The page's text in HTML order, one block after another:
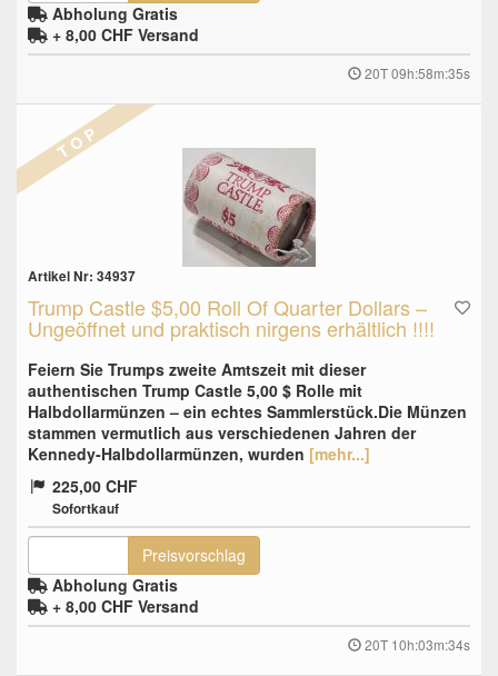
Abholung Gratis
+ 8,00 CHF Versand
20T 09h:58m:34s
T O P
Artikel Nr: 34937
Trump Castle $5,00 Roll Of Quarter Dollars –
Ungeöffnet und praktisch nirgens erhältlich !!!!
Feiern Sie Trumps zweite Amtszeit mit dieser
authentischen Trump Castle 5,00 $ Rolle mit
Halbdollarmünzen – ein echtes Sammlerstück.Die Münzen
stammen vermutlich aus verschiedenen Jahren der
Kennedy-Halbdollarmünzen, wurden [mehr...]
225,00 CHF
Sofortkauf
Preisvorschlag
Abholung Gratis
+ 8,00 CHF Versand
20T 10h:03m:33s